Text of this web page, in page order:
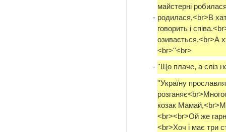
-
майстерні
родилася,<br>В
говорить і
озивається.<br>А
<br>''<br>
- ''Що плаче, а сліз
''Україну
козак
<br><br>Ой же
<br>Хоч і має три